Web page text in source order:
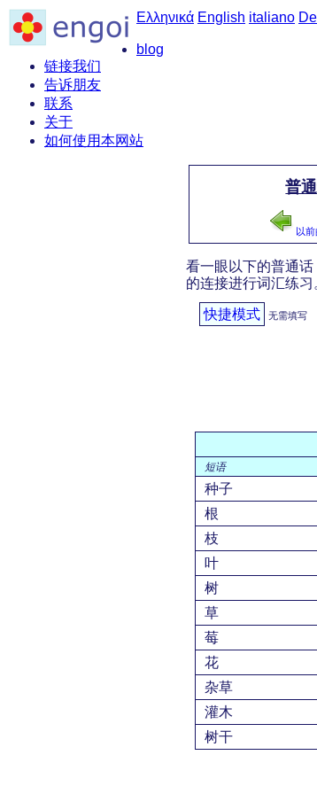
Ελληνικά English italiano
blog
链接我们
告诉朋友
联系
关于
如何使用本网站
普
以
看一眼以下的普通
的连接进行词汇练习
快捷模式 无需填写
短语
种子
根
枝
叶
树
草
莓
花
杂草
灌木
树干